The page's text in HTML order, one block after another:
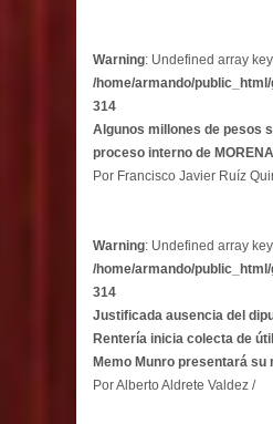
Warning: Undefined array
/home/armando/
314
Algunos millones de pesos
proceso interno de
Por Francisco Javier Ruíz
Warning: Undefined array
/home/armando/
314
Justificada ausencia del
Rentería inicia colecta de
Memo Munro presentará su
Por Alberto Aldrete Valdez /